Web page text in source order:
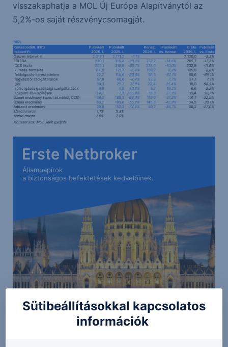
visszakaphatja a MOL Új Európa Alapítványtól az
5,2%-os saját részvénycsomagját.
Erste Netbroker
Állampapírok
a biztonságos befektetések kedvelőinek.
Sütibeállításokkal kapcsolatos
információk